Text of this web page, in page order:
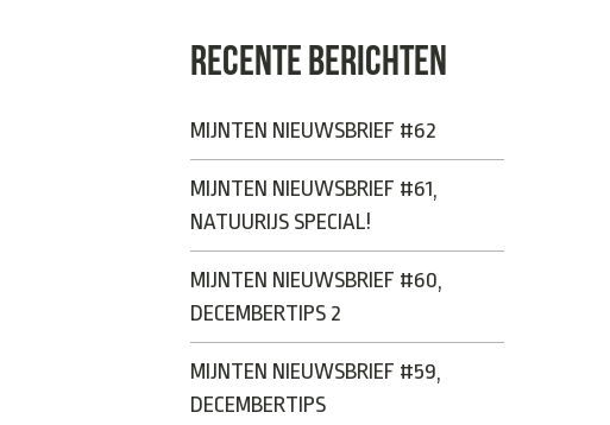
RECENTE BERICHTEN
MIJNTEN NIEUWSBRIEF #62
MIJNTEN NIEUWSBRIEF #61,
NATUURIJS SPECIAL!
MIJNTEN NIEUWSBRIEF #60,
DECEMBERTIPS 2
MIJNTEN NIEUWSBRIEF #59,
DECEMBERTIPS